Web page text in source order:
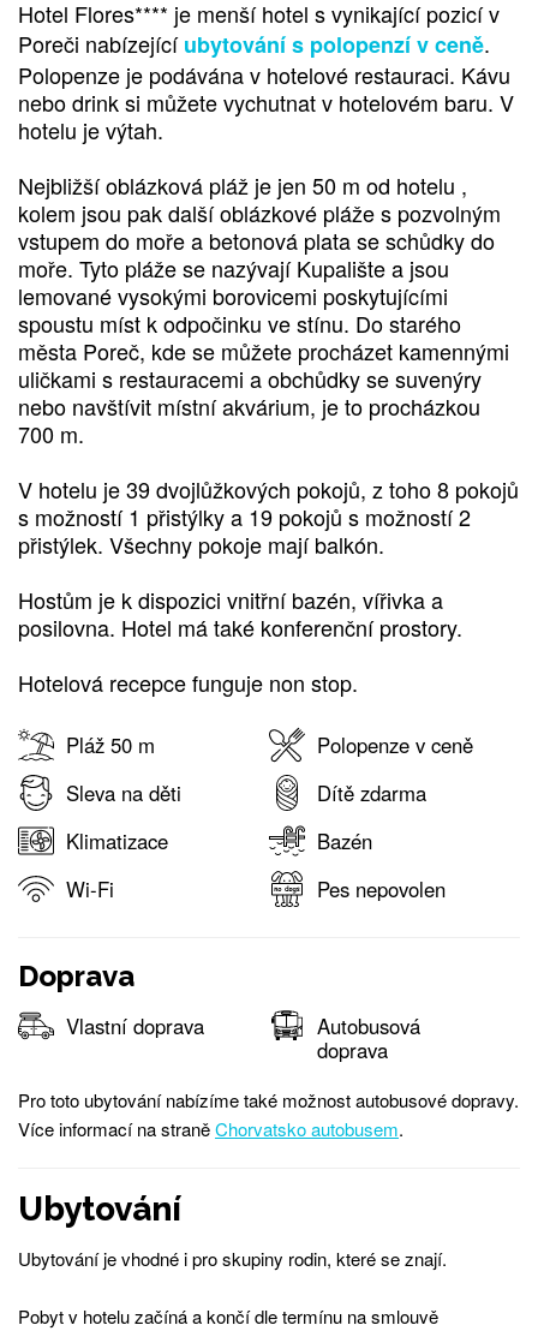
Hotel Flores**** je menší hotel s vynikající pozicí v
Poreči nabízejícíubytování s polopenzí v ceně.
Polopenze je podávána v hotelové restauraci. Kávu
nebo drink si můžete vychutnat v hotelovém baru. V
hotelu je výtah.
Nejbližší oblázková pláž je jen 50 m od hotelu ,
kolem jsou pak další oblázkové pláže s pozvolným
vstupem do moře a betonová plata se schůdky do
moře. Tyto pláže se nazývají Kupalište a jsou
lemované vysokými borovicemi poskytujícími
spoustu míst k odpočinku ve stínu. Do starého
města Poreč, kde se můžete procházet kamennými
uličkami s restauracemi a obchůdky se suvenýry
nebo navštívit místní akvárium, je to procházkou
700 m.
V hotelu je 39 dvojlůžkových pokojů, z toho 8 pokojů
s možností 1 přistýlky a 19 pokojů s možností 2
přistýlek. Všechny pokoje mají balkón.
Hostům je k dispozici vnitřní bazén, vířivka a
posilovna. Hotel má také konferenční prostory.
Hotelová recepce funguje non stop.
Pláž 50 m
Polopenze v ceně
Sleva na děti
Dítě zdarma
Klimatizace
Bazén
Wi-Fi
Pes nepovolen
Doprava
Vlastní doprava
Autobusová
doprava
Pro toto ubytování nabízíme také možnost autobusové dopravy.
Více informací na straněChorvatsko autobusem.
Ubytování
Ubytování je vhodné i pro skupiny rodin, které se znají.
Pobyt v hotelu začíná a končí dle termínu na smlouvě